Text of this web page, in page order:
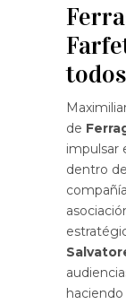
de
impulsar
dentro